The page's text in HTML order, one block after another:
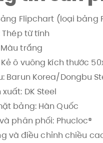
Flipchart (loại
Thép từ tính
trắng
Kẻ ô vuông kích thước
Barun Korea/Dongbu
DK Steel
bảng: Hàn Quốc
phân phối: Phucloc®
và điều chỉnh chiều